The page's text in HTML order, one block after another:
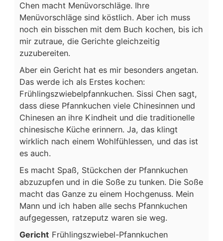
Chen macht Menüvorschläge. Ihre
Menüvorschläge sind köstlich. Aber ich muss
noch ein bisschen mit dem Buch kochen, bis ich
mir zutraue, die Gerichte gleichzeitig
zuzubereiten.
Aber ein Gericht hat es mir besonders angetan.
Das werde ich als Erstes kochen:
Frühlingszwiebelpfannkuchen. Sissi Chen sagt,
dass diese Pfannkuchen viele Chinesinnen und
Chinesen an ihre Kindheit und die traditionelle
chinesische Küche erinnern. Ja, das klingt
wirklich nach einem Wohlfühlessen, und das ist
es auch.
Es macht Spaß, Stückchen der Pfannkuchen
abzuzupfen und in die Soße zu tunken. Die Soße
macht das Ganze zu einem Hochgenuss. Mein
Mann und ich haben alle sechs Pfannkuchen
aufgegessen, ratzeputz waren sie weg.
Gericht Frühlingszwiebel-Pfannkuchen